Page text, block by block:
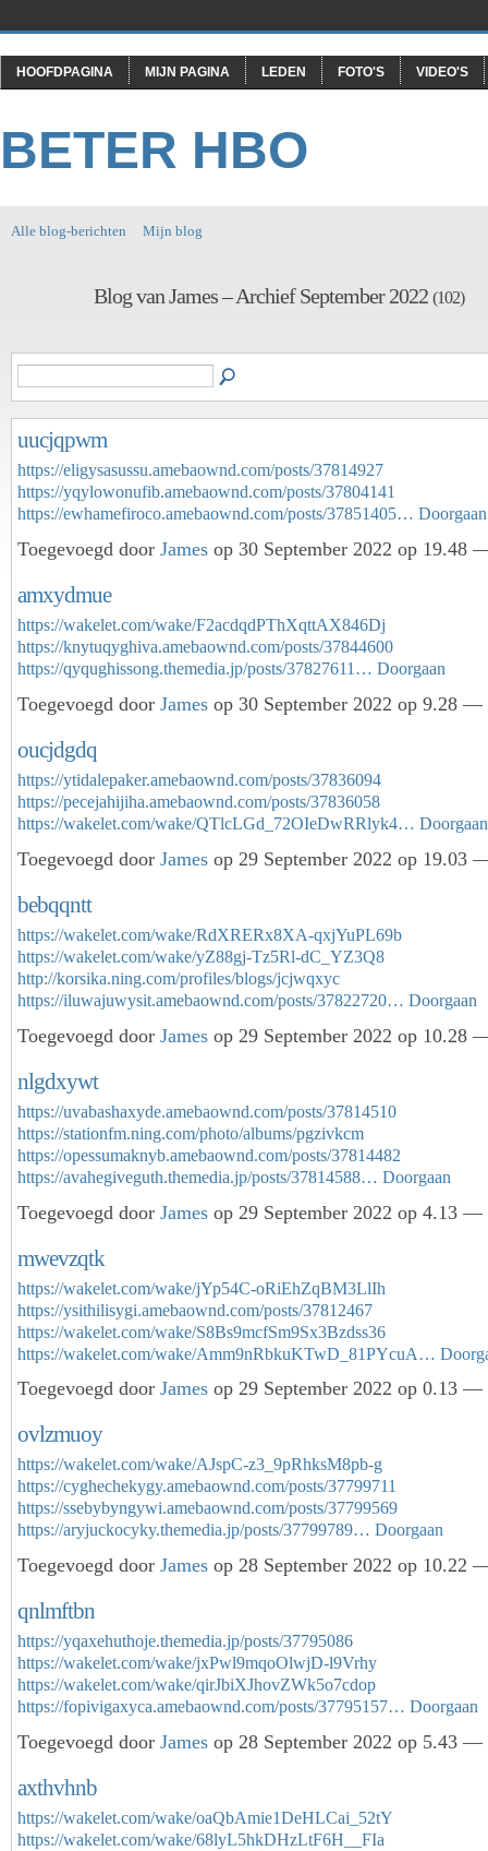
HOOFDPAGINA MIJN PAGINA LEDEN FOTO'S VIDEO'S
BETER HBO
Alle blog-berichten Mijn blog
Blog van James – Archief September 2022 (102)
uucjqpwm
https://eligysasussu.amebaownd.com/posts/37814927
https://yqylowonufib.amebaownd.com/posts/37804141
https://ewhamefiroco.amebaownd.com/posts/37851405… Doorgaan
Toegevoegd door James op 30 September 2022 op 19.48
amxydmue
https://wakelet.com/wake/F2acdqdPThXqttAX846Dj
https://knytuqyghiva.amebaownd.com/posts/37844600
https://qyqughissong.themedia.jp/posts/37827611… Doorgaan
Toegevoegd door James op 30 September 2022 op 9.28 —
oucjdgdq
https://ytidalepaker.amebaownd.com/posts/37836094
https://pecejahijiha.amebaownd.com/posts/37836058
https://wakelet.com/wake/QTlcLGd_72OIeDwRRlyk4… Doorgaan
Toegevoegd door James op 29 September 2022 op 19.03
bebqqntt
https://wakelet.com/wake/RdXRERx8XA-qxjYuPL69b
https://wakelet.com/wake/yZ88gj-Tz5Rl-dC_YZ3Q8
http://korsika.ning.com/profiles/blogs/jcjwqxyc
https://iluwajuwysit.amebaownd.com/posts/37822720… Doorgaan
Toegevoegd door James op 29 September 2022 op 10.28
nlgdxywt
https://uvabashaxyde.amebaownd.com/posts/37814510
https://stationfm.ning.com/photo/albums/pgzivkcm
https://opessumaknyb.amebaownd.com/posts/37814482
https://avahegiveguth.themedia.jp/posts/37814588… Doorgaan
Toegevoegd door James op 29 September 2022 op 4.13 —
mwevzqtk
https://wakelet.com/wake/jYp54C-oRiEhZqBM3LlIh
https://ysithilisygi.amebaownd.com/posts/37812467
https://wakelet.com/wake/S8Bs9mcfSm9Sx3Bzdss36
https://wakelet.com/wake/Amm9nRbkuKTwD_81PYcuA…
Toegevoegd door James op 29 September 2022 op 0.13 —
ovlzmuoy
https://wakelet.com/wake/AJspC-z3_9pRhksM8pb-g
https://cyghechekygy.amebaownd.com/posts/37799711
https://ssebybyngywi.amebaownd.com/posts/37799569
https://aryjuckocyky.themedia.jp/posts/37799789… Doorgaan
Toegevoegd door James op 28 September 2022 op 10.22
qnlmftbn
https://yqaxehuthoje.themedia.jp/posts/37795086
https://wakelet.com/wake/jxPwl9mqoOlwjD-l9Vrhy
https://wakelet.com/wake/qirJbiXJhovZWk5o7cdop
https://fopivigaxyca.amebaownd.com/posts/37795157… Doorgaan
Toegevoegd door James op 28 September 2022 op 5.43 —
axthvhnb
https://wakelet.com/wake/oaQbAmie1DeHLCai_52tY
https://wakelet.com/wake/68lyL5hkDHzLtF6H__FIa